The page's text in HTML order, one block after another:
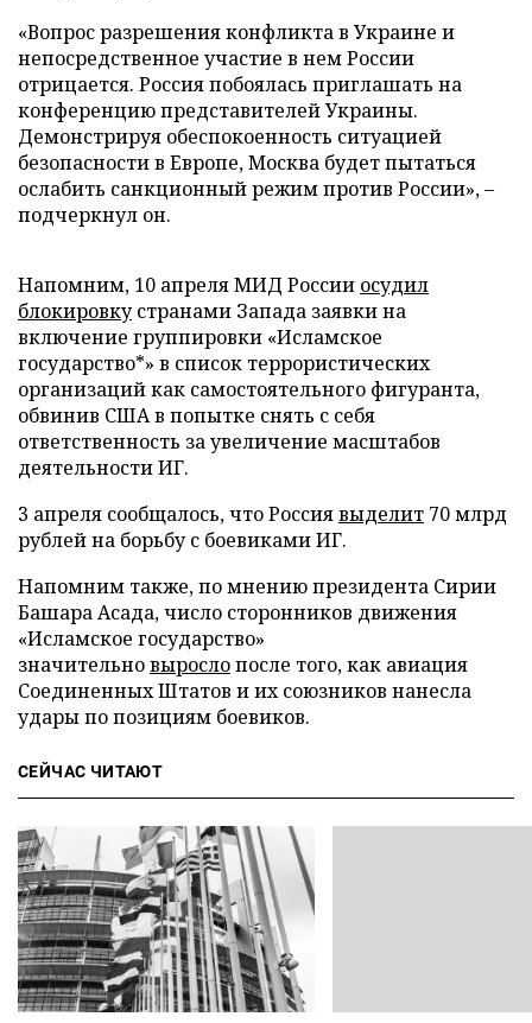
«Вопрос разрешения конфликта в Украине и
непосредственное участие в нем России
отрицается. Россия побоялась приглашать на
конференцию представителей Украины.
Демонстрируя обеспокоенность ситуацией
безопасности в Европе, Москва будет пытаться
ослабить санкционный режим против России», –
подчеркнул он.
Напомним, 10 апреля МИД России осудил
блокировкустранами Запада заявки на
включение группировки «Исламское
государство*» в список террористических
организаций как самостоятельного фигуранта,
обвинив США в попытке снять с себя
ответственность за увеличение масштабов
деятельности ИГ.
3 апреля сообщалось, что Россиявыделит 70 млрд
рублей на борьбу с боевиками ИГ.
Напомним также, по мнению президента Сирии
Башара Асада, число сторонников движения
«Исламское государство»
значительновырослопосле того, как авиация
Соединенных Штатов и их союзников нанесла
удары по позициям боевиков.
СЕЙЧАС ЧИТАЮТ